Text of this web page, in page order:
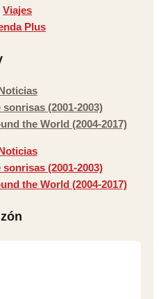
Viajes
Plus
Noticias
(2001-2003)
the World (2004-2017)
(2001-2003)
the World (2004-2017)